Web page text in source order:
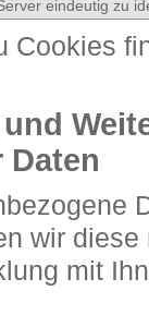
eindeutig zu
Cookies
Daten
wir
mit